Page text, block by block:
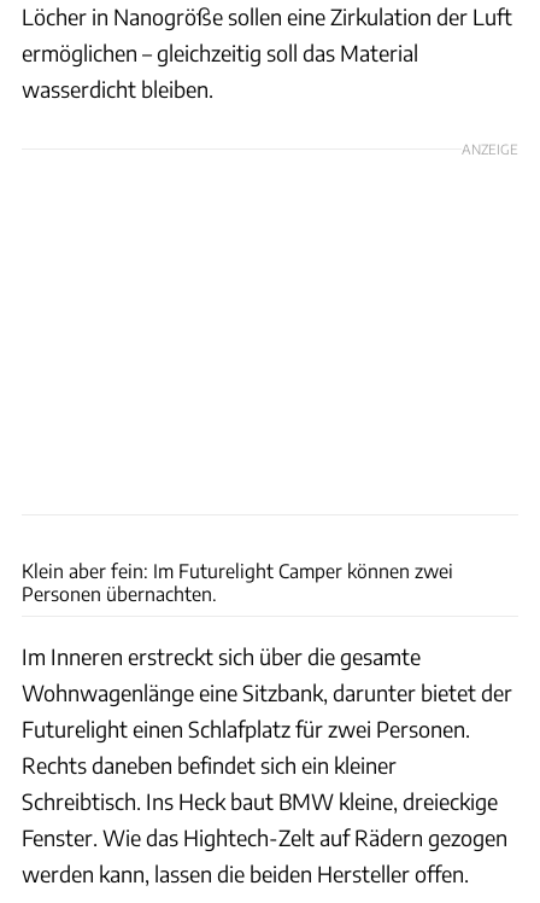
Löcher in Nanogröße sollen eine Zirkulation der Luft
ermöglichen – gleichzeitig soll das Material
wasserdicht bleiben.
ANZEIGE
Klein aber fein: Im Futurelight Camper können zwei
Personen übernachten.
Im Inneren erstreckt sich über die gesamte
Wohnwagenlänge eine Sitzbank, darunter bietet der
Futurelight einen Schlafplatz für zwei Personen.
Rechts daneben befindet sich ein kleiner
Schreibtisch. Ins Heck baut BMW kleine, dreieckige
Fenster. Wie das Hightech-Zelt auf Rädern gezogen
werden kann, lassen die beiden Hersteller offen.